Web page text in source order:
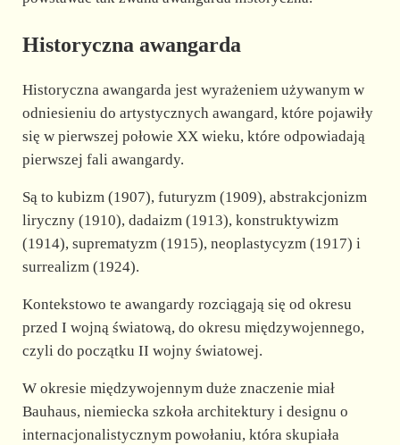
Historyczna awangarda
Historyczna awangarda jest wyrażeniem używanym w
odniesieniu do artystycznych awangard, które pojawiły
się w pierwszej połowie XX wieku, które odpowiadają
pierwszej fali awangardy.
Są to kubizm (1907), futuryzm (1909), abstrakcjonizm
liryczny (1910), dadaizm (1913), konstruktywizm
(1914), suprematyzm (1915), neoplastycyzm (1917) i
surrealizm (1924).
Kontekstowo te awangardy rozciągają się od okresu
przed I wojną światową, do okresu międzywojennego,
czyli do początku II wojny światowej.
W okresie międzywojennym duże znaczenie miał
Bauhaus, niemiecka szkoła architektury i designu o
internacjonalistycznym powołaniu, która skupiała